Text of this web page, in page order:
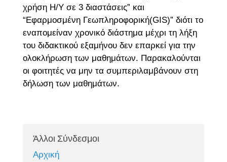
χρήση Η/Υ σε 3 διαστάσεις” και
“Εφαρμοσμένη Γεωπληροφορική(GIS)” διότι το
εναπομείναν χρονικό διάστημα μέχρι τη λήξη
του διδακτικού εξαμήνου δεν επαρκεί για την
ολοκλήρωση των μαθημάτων. Παρακαλούνται
οι φοιτητές να μην τα συμπεριλαμβάνουν στη
δήλωση των μαθημάτων.
Άλλοι Σύνδεσμοι
Αρχική